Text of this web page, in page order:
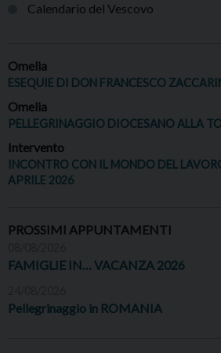
Calendario del Vescovo
Omelia
ESEQUIE DI DON FRANCESCO
Omelia
PELLEGRINAGGIO DIOCESANO ALLA
Intervento
INCONTRO CON IL MONDO DEL
APRILE 2026
PROSSIMI APPUNTAMENTI
FAMIGLIE IN… VACANZA 2026
Pellegrinaggio in ROMANIA